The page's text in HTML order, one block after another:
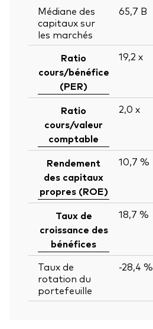
Médiane des
capitaux sur
les marchés
65,7 B
Ratio
cours/bénéfice
(PER)
19,2 x
Ratio
cours/valeur
comptable
2,0 x
Rendement
des capitaux
propres (ROE)
10,7 %
Taux de
croissance des
bénéfices
18,7 %
Taux de
rotation du
portefeuille
-28,4 %